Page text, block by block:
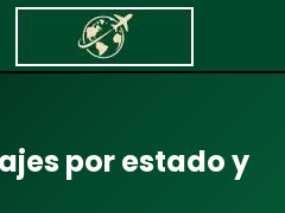
por estado y